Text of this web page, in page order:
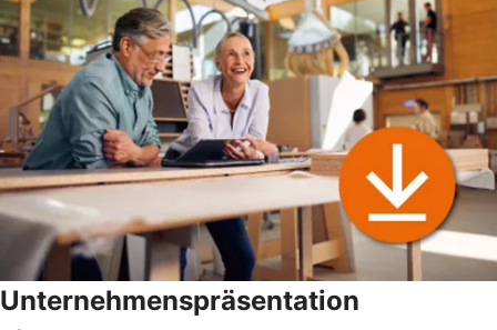
Unternehmenspräsentation